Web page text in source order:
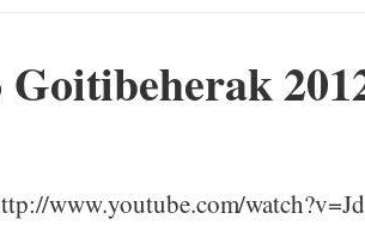
www.youtube.com/